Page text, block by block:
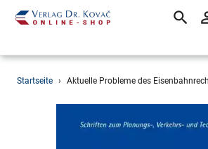
DirektStartseite › Aktuelle Probleme des